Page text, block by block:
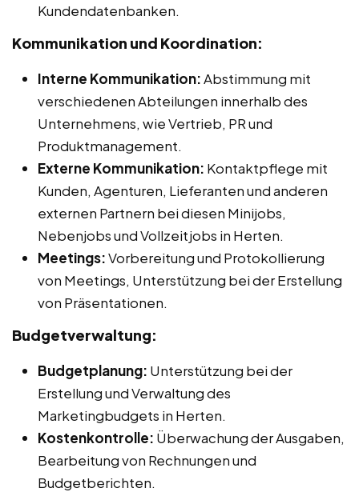
Kundendatenbanken.
Kommunikation und Koordination:
Interne Kommunikation:Abstimmung mit
verschiedenen Abteilungen innerhalb des
Unternehmens, wie Vertrieb, PR und
Produktmanagement.
Externe Kommunikation: Kontaktpflege mit
Kunden, Agenturen, Lieferanten und anderen
externen Partnern bei diesen Minijobs,
Nebenjobs und Vollzeitjobs in Herten.
Meetings:Vorbereitung und Protokollierung
von Meetings, Unterstützung bei der Erstellung
von Präsentationen.
Budgetverwaltung:
Budgetplanung: Unterstützung bei der
Erstellung und Verwaltung des
Marketingbudgets in Herten.
Kostenkontrolle: Überwachung der Ausgaben,
Bearbeitung von Rechnungen und
Budgetberichten.